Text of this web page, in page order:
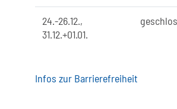
24.-26.12.,
31.12.+01.01.
Infos zur Barrierefreiheit